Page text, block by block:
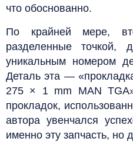
что обоснованно.
По крайней мере,
разделенные точкой,
уникальным номером
Деталь эта —
275 × 1 mm MAN
прокладок,
автора увенчался
именно эту запчасть, но